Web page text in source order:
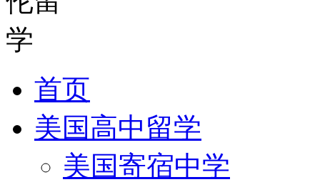
首页
美国高中留学
美国寄宿中学